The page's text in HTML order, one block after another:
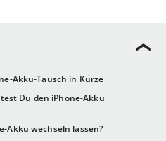
Akku-Tausch in Kürze
Du den iPhone-Akku
Akku wechseln lassen?